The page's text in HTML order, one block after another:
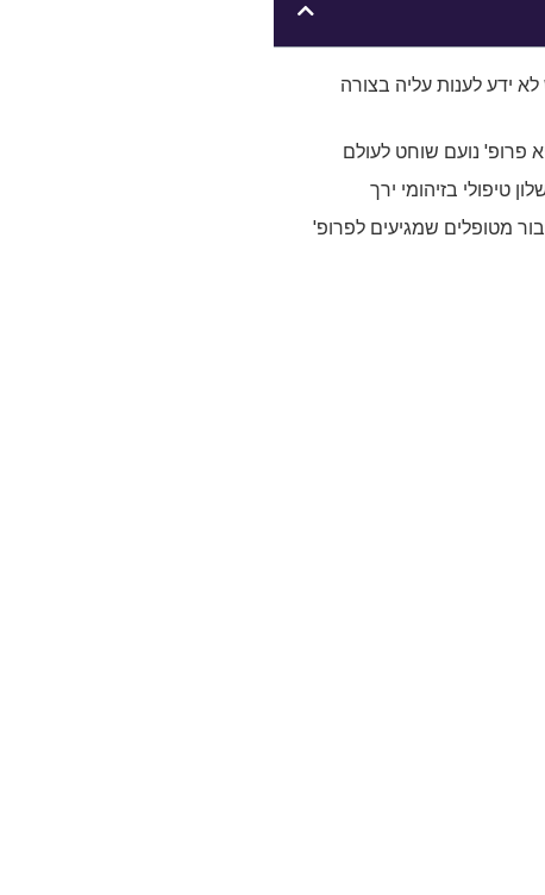
ידע לענות עליה בצורה
פרופ' נועם שוחט לעולם
טיפולי בזיהומי ירך
מטופלים שמגיעים לפרופ'